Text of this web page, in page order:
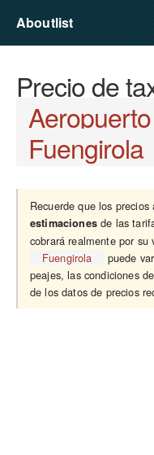
Aboutlist
Precio de
Fuengirola
Recuerde que los
estimacionesde las
cobrará realmente por su
Fuengirola
puede
peajes, las condiciones
de los datos de precios